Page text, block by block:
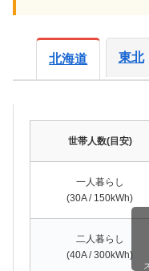
北海道 東北
世帯人数(目安)
一人暮らし
(30A / 150kWh)
二人暮らし
(40A / 300kWh)